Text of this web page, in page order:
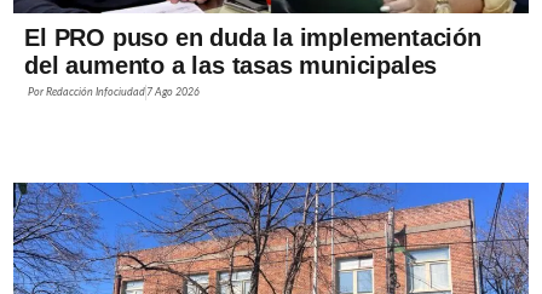
El PRO puso en duda la implementación
del aumento a las tasas municipales
PorRedacción Infociudad 7 Ago 2026